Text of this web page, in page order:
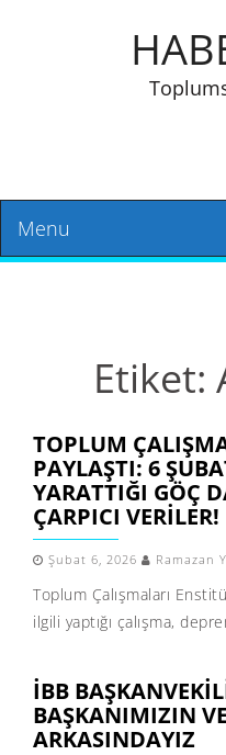
Menu
Etiket:
TOPLUM
PAYLAŞTI: 6
YARATTIĞI GÖÇ
ÇARPICI VERILER!
Şubat 6, 2026 Ramazan
Toplum Çalışmaları
ilgili yaptığı çalışma,
İBB
BAŞKANIMIZIN
ARKASINDAYIZ